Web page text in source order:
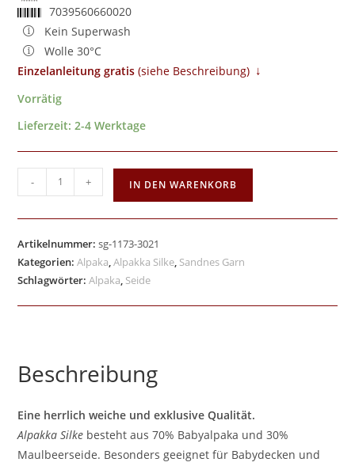
7039560660020
Kein Superwash
Wolle 30°C
Einzelanleitung gratis ​ (siehe Beschreibung) ↓
Vorrätig
Lieferzeit:2-4 Werktage
- + IN DEN WARENKORB
Artikelnummer:sg-1173-3021
Kategorien:Alpaka,Alpakka Silke, Sandnes Garn
Schlagwörter:Alpaka, Seide
Beschreibung
Eine herrlich weiche und exklusive Qualität.
Alpakka Silke besteht aus 70% Babyalpaka und 30%
Maulbeerseide. Besonders geeignet für Babydecken und